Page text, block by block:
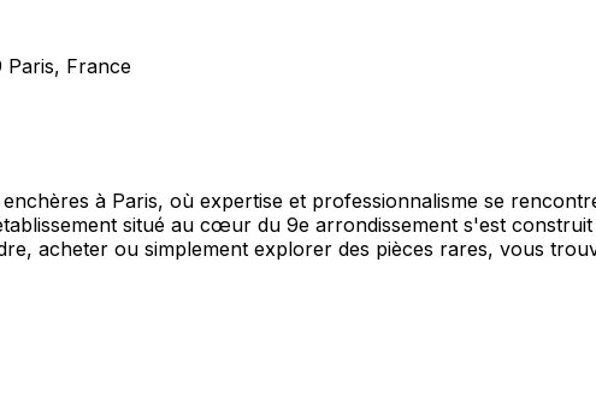
Paris, France
à Paris, où expertise et professionnalisme se
situé au cœur du 9e arrondissement s'est
acheter ou simplement explorer des pièces rares, vous